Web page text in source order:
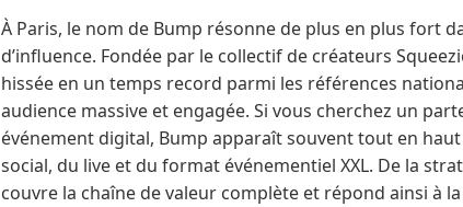
À Paris, le nom de Bump résonne de plus en plus fort
d’influence. Fondée par le collectif de créateurs
hissée en un temps record parmi les références
audience massive et engagée. Si vous cherchez un
événement digital, Bump apparaît souvent tout en
social, du live et du format événementiel XXL. De la
couvre la chaîne de valeur complète et répond ainsi à